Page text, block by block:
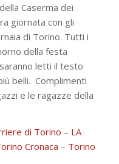
Caserma dei
giornata con gli
di Torino. Tutti i
della festa
letti il testo
belli. Complimenti
e le ragazze della
di Torino – LA
Cronaca – Torino